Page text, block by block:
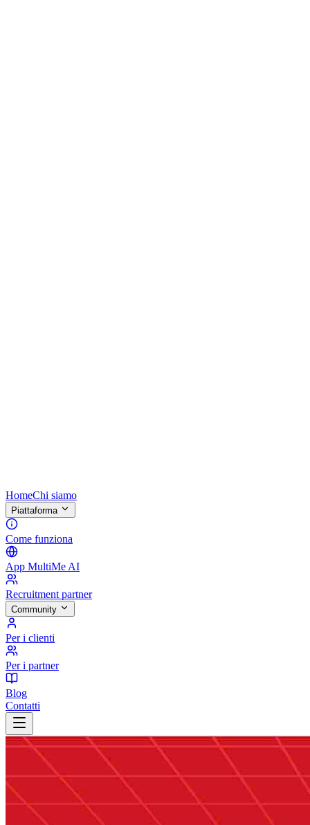
HomeChi siamo
Piattaforma
Come funziona
App MultiMe AI
Recruitment partner
Community
Per i clienti
Per i partner
Blog
Contatti